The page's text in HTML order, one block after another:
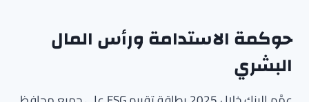
حوكمة الاستدامة ورأس المال
البشري